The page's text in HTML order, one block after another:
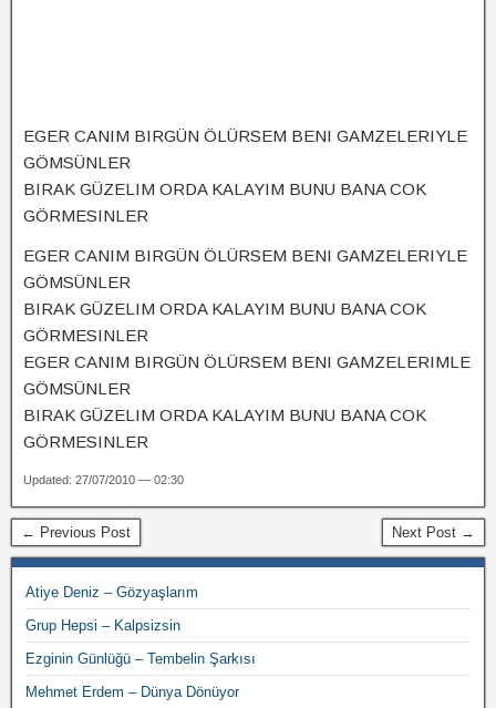
EGER CANIM BIRGÜN ÖLÜRSEM BENI GAMZELERIYLE
GÖMSÜNLER
BIRAK GÜZELIM ORDA KALAYIM BUNU BANA COK
GÖRMESINLER
EGER CANIM BIRGÜN ÖLÜRSEM BENI GAMZELERIYLE
GÖMSÜNLER
BIRAK GÜZELIM ORDA KALAYIM BUNU BANA COK
GÖRMESINLER
EGER CANIM BIRGÜN ÖLÜRSEM BENI GAMZELERIMLE
GÖMSÜNLER
BIRAK GÜZELIM ORDA KALAYIM BUNU BANA COK
GÖRMESINLER
Updated: 27/07/2010 — 02:30
← Previous Post Next Post →
Atiye Deniz – Gözyaşlarım
Grup Hepsi – Kalpsizsin
Ezginin Günlüğü – Tembelin Şarkısı
Mehmet Erdem – Dünya Dönüyor